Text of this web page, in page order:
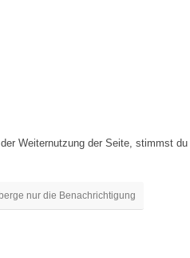
Weiternutzung der Seite, stimmst du
nur die Benachrichtigung